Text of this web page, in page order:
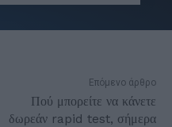
Επόμενο άρθρο
Πού μπορείτε να κάνετε
δωρεάν rapid test, σήμερα